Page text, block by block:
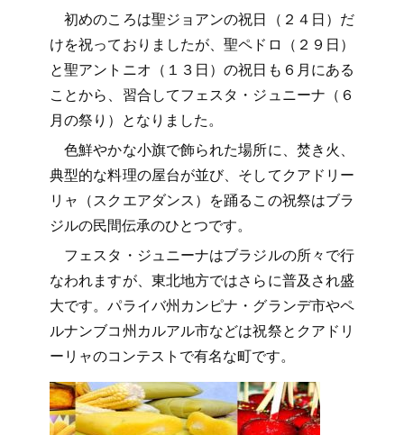
初めのころは聖ジョアンの祝日（２４日）だ
けを祝っておりましたが、聖ペドロ（２９日）
と聖アントニオ（１３日）の祝日も６月にある
ことから、習合してフェスタ・ジュニーナ（６
月の祭り）となりました。
色鮮やかな小旗で飾られた場所に、焚き火、
典型的な料理の屋台が並び、そしてクアドリー
リャ（スクエアダンス）を踊るこの祝祭はブラ
ジルの民間伝承のひとつです。
フェスタ・ジュニーナはブラジルの所々で行
なわれますが、東北地方ではさらに普及され盛
大です。パライバ州カンピナ・グランデ市やペ
ルナンブコ州カルアル市などは祝祭とクアドリ
ーリャのコンテストで有名な町です。